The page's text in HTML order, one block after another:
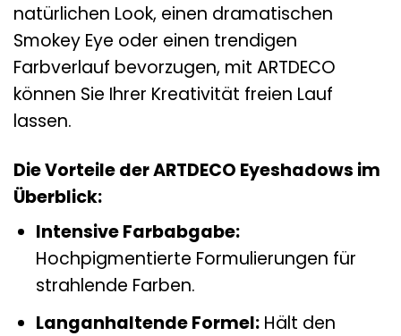
natürlichen Look, einen dramatischen
Smokey Eye oder einen trendigen
Farbverlauf bevorzugen, mit ARTDECO
können Sie Ihrer Kreativität freien Lauf
lassen.
Die Vorteile der ARTDECO Eyeshadows im
Überblick:
Intensive Farbabgabe:
Hochpigmentierte Formulierungen für
strahlende Farben.
Langanhaltende Formel:Hält den